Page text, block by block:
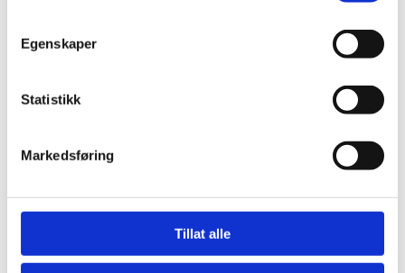
Egenskaper
Statistikk
Markedsføring
Tillat alle
Kommentar